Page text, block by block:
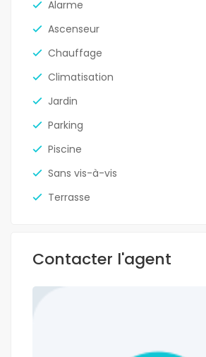
Alarme
Ascenseur
Chauffage
Climatisation
Jardin
Parking
Piscine
Sans vis-à-vis
Terrasse
Contacter l'agent